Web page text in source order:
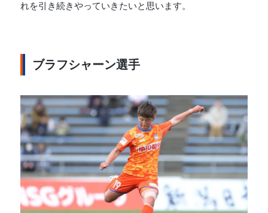
れを引き続きやっていきたいと思います。
ブラフシャーン選手